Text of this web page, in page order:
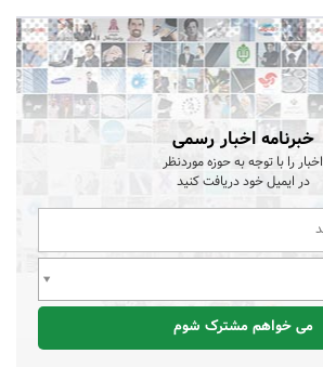
خبرنامه اخبار رسمی
اخبار را با توجه به حوزه موردنظر
در ایمیل خود دریافت کنید
می خواهم مشترک شوم